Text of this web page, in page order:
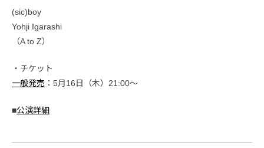
(sic)boy
Yohji Igarashi
（A to Z）
・チケット
一般発売 ：5月16日（木）21:00〜
■公演詳細